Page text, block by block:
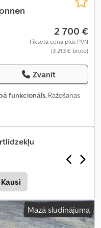
2 700 €
Fiksēta cena plus PVN
(3 213 € bruto)
Zvanīt
funkcionāls, Ražošanas
Kausi
Mazā sludinājuma